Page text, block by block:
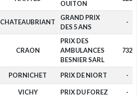
OUITON
CHATEAUBRIANT
GRAND PRIX
DES 5 ANS
-
CRAON
PRIX DES
AMBULANCES
BESNIER SARL
732
PORNICHET PRIX DE NIORT -
VICHY PRIX DU FOREZ -